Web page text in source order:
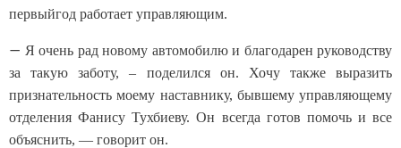
первыйгод работает управляющим.
— Я очень рад новому автомобилю и благодарен руководству
за такую заботу, – поделился он. Хочу также выразить
признательность моему наставнику, бывшему управляющему
отделения Фанису Тухбиеву. Он всегда готов помочь и все
объяснить, — говорит он.